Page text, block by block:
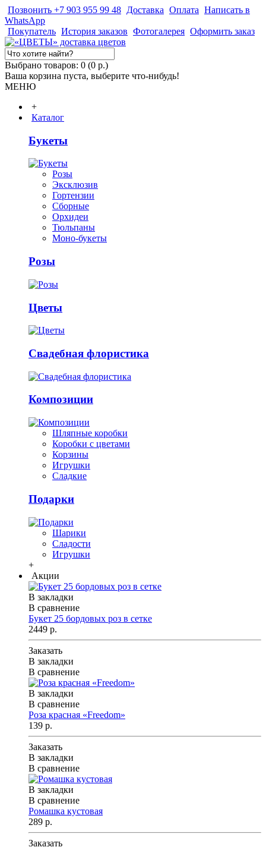
Позвонить +7 903 955 99 48 Доставка Оплата Написать в
WhatsApp
Покупатель История заказов Фотогалерея Оформить заказ
Выбрано товаров: 0 (0 р.)
Ваша корзина пуста, выберите что-нибудь!
МЕНЮ
+
Каталог
Букеты
Розы
Эксклюзив
Гортензии
Сборные
Орхидеи
Тюльпаны
Моно-букеты
Розы
Цветы
Свадебная флористика
Композиции
Шляпные коробки
Коробки с цветами
Корзины
Игрушки
Сладкие
Подарки
Шарики
Сладости
Игрушки
+
Акции
В закладки
В сравнение
Букет 25 бордовых роз в сетке
2449 р.
Заказать
В закладки
В сравнение
В закладки
В сравнение
Роза красная «Freedom»
139 р.
Заказать
В закладки
В сравнение
В закладки
В сравнение
Ромашка кустовая
289 р.
Заказать